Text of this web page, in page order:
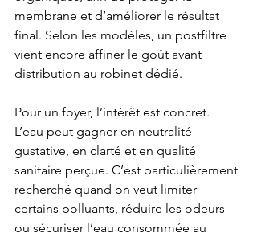
membrane et d’améliorer le résultat
final. Selon les modèles, un postfiltre
vient encore affiner le goût avant
distribution au robinet dédié.
Pour un foyer, l’intérêt est concret.
L’eau peut gagner en neutralité
gustative, en clarté et en qualité
sanitaire perçue. C’est particulièrement
recherché quand on veut limiter
certains polluants, réduire les odeurs
ou sécuriser l’eau consommée au